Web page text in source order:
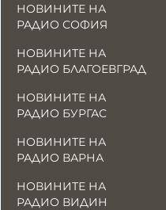
НОВИНИТЕ НА
РАДИО СОФИЯ
НОВИНИТЕ НА
РАДИО БЛАГОЕВГРАД
НОВИНИТЕ НА
РАДИО БУРГАС
НОВИНИТЕ НА
РАДИО ВАРНА
НОВИНИТЕ НА
РАДИО ВИДИН